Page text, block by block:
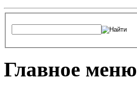
Главное меню